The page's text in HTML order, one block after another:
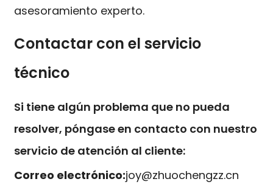
asesoramiento experto.
Contactar con el servicio
técnico
Si tiene algún problema que no pueda
resolver, póngase en contacto con nuestro
servicio de atención al cliente:
Correo electrónico:joy@zhuochengzz.cn